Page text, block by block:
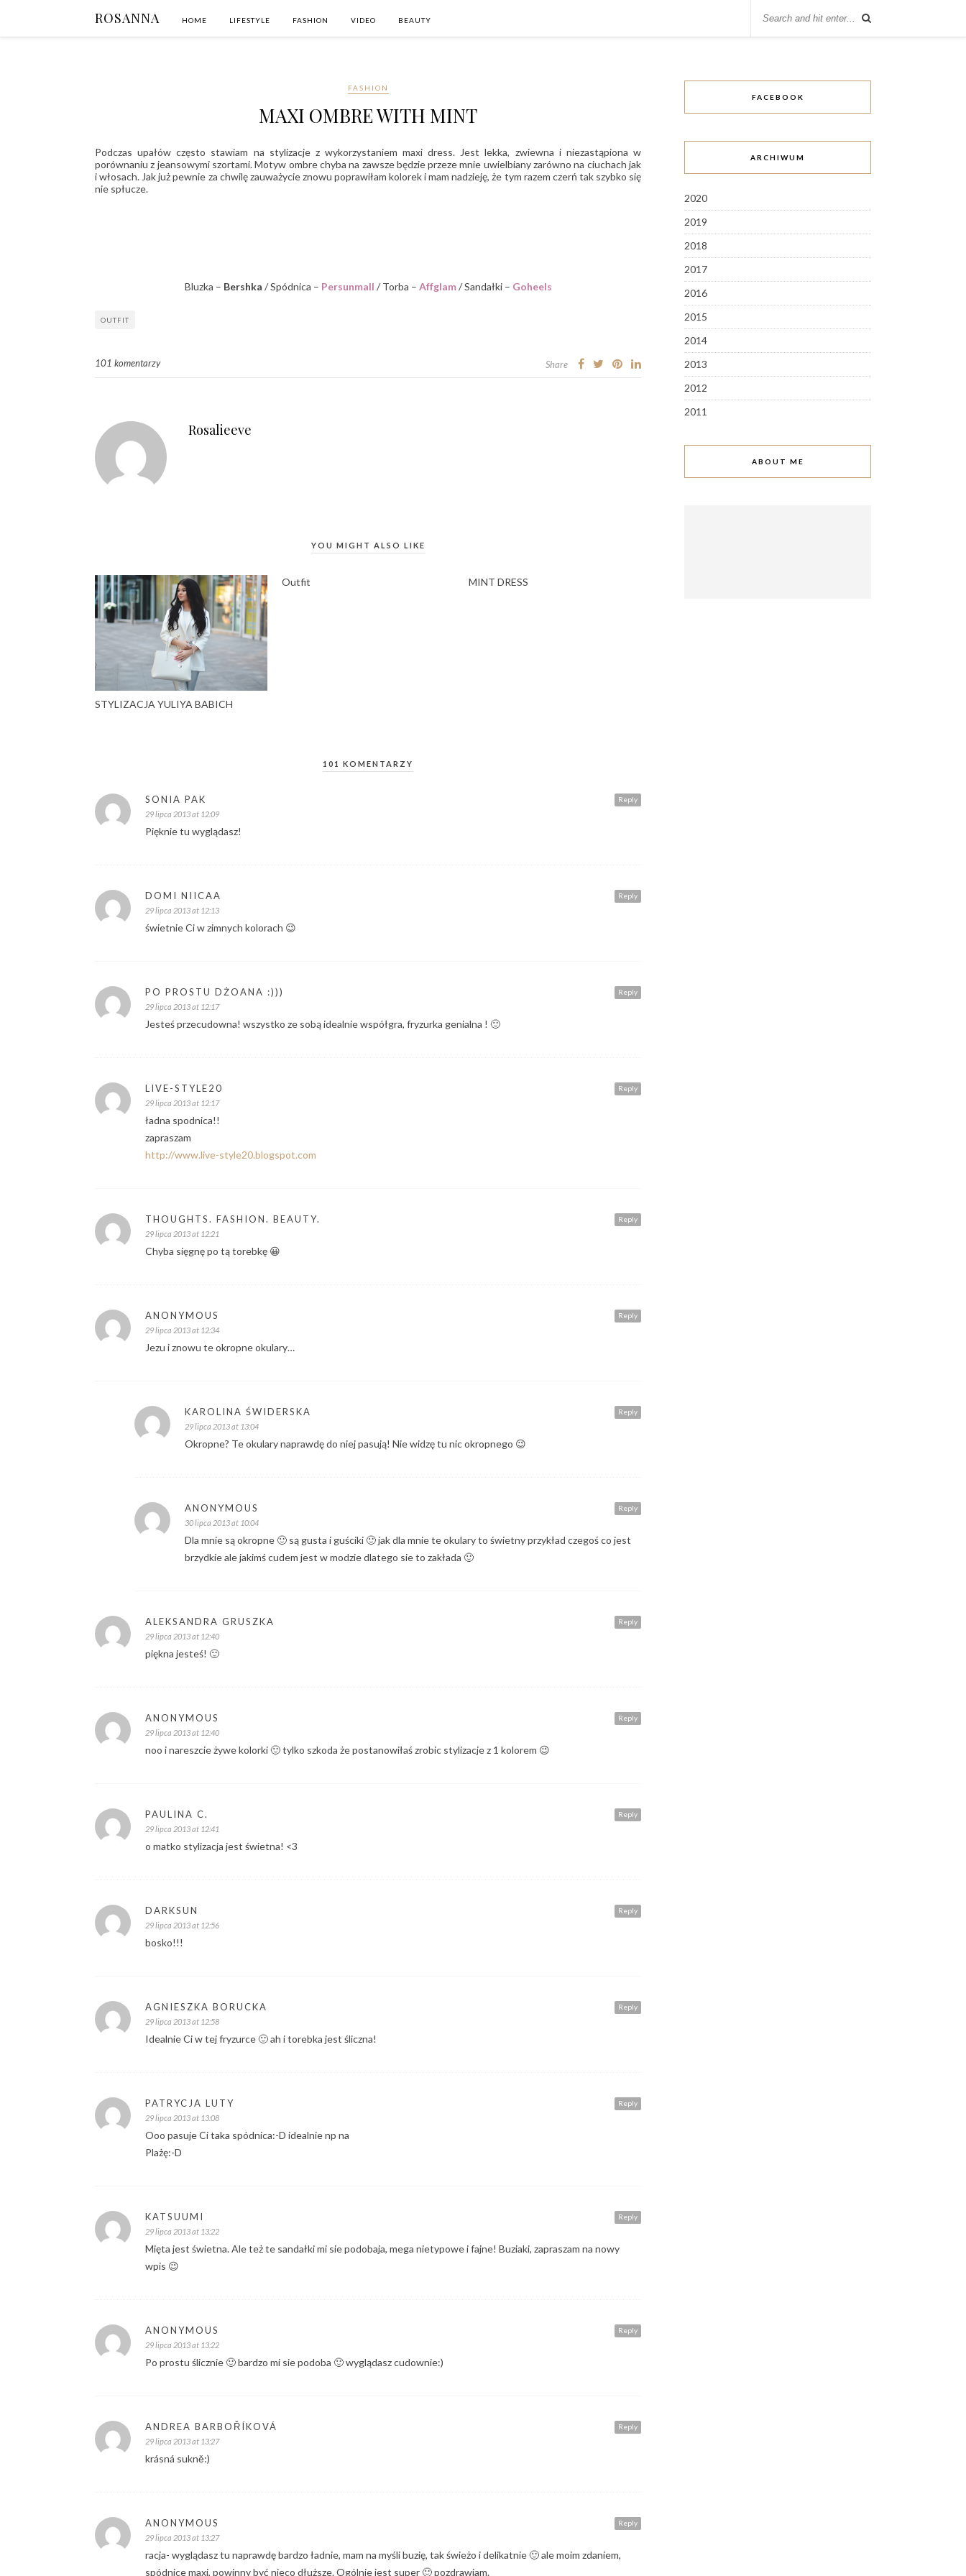
ROSANNA HOME LIFESTYLE FASHION VIDEO BEAUTY
FASHION
MAXI OMBRE WITH MINT
Podczas upałów często stawiam na stylizacje z wykorzystaniem maxi dress. Jest lekka, zwiewna i niezastąpiona w
porównaniu z jeansowymi szortami. Motyw ombre chyba na zawsze będzie przeze mnie uwielbiany zarówno na ciuchach jak
i włosach. Jak już pewnie za chwilę zauważycie znowu poprawiłam kolorek i mam nadzieję, że tym razem czerń tak szybko się
nie spłucze.
Bluzka – Bershka / Spódnica – Persunmall / Torba – Affglam / Sandałki – Goheels
OUTFIT
101 komentarzy Share
Rosalieeve
YOU MIGHT ALSO LIKE
STYLIZACJA YULIYA BABICH
Outfit MINT DRESS
101 KOMENTARZY
Reply
SONIA PAK
29 lipca 2013 at 12:09
Pięknie tu wyglądasz!
Reply
DOMI NIICAA
29 lipca 2013 at 12:13
świetnie Ci w zimnych kolorach 😉
Reply
PO PROSTU DŻOANA :)))
29 lipca 2013 at 12:17
Jesteś przecudowna! wszystko ze sobą idealnie współgra, fryzurka genialna ! 🙂
Reply
LIVE-STYLE20
29 lipca 2013 at 12:17
ładna spodnica!!
zapraszam
http://www.live-style20.blogspot.com
Reply
THOUGHTS. FASHION. BEAUTY.
29 lipca 2013 at 12:21
Chyba sięgnę po tą torebkę 😀
Reply
ANONYMOUS
29 lipca 2013 at 12:34
Jezu i znowu te okropne okulary…
Reply
KAROLINA ŚWIDERSKA
29 lipca 2013 at 13:04
Okropne? Te okulary naprawdę do niej pasują! Nie widzę tu nic okropnego 😉
Reply
ANONYMOUS
30 lipca 2013 at 10:04
Dla mnie są okropne 🙂 są gusta i guściki 🙂 jak dla mnie te okulary to świetny przykład czegoś co jest
brzydkie ale jakimś cudem jest w modzie dlatego sie to zakłada 🙂
Reply
ALEKSANDRA GRUSZKA
29 lipca 2013 at 12:40
piękna jesteś! 🙂
Reply
ANONYMOUS
29 lipca 2013 at 12:40
noo i nareszcie żywe kolorki 🙂 tylko szkoda że postanowiłaś zrobic stylizacje z 1 kolorem 😉
Reply
PAULINA C.
29 lipca 2013 at 12:41
o matko stylizacja jest świetna! <3
Reply
DARKSUN
29 lipca 2013 at 12:56
bosko!!!
Reply
AGNIESZKA BORUCKA
29 lipca 2013 at 12:58
Idealnie Ci w tej fryzurce 🙂 ah i torebka jest śliczna!
Reply
PATRYCJA LUTY
29 lipca 2013 at 13:08
Ooo pasuje Ci taka spódnica:-D idealnie np na
Plażę:-D
Reply
KATSUUMI
29 lipca 2013 at 13:22
Mięta jest świetna. Ale też te sandałki mi sie podobaja, mega nietypowe i fajne! Buziaki, zapraszam na nowy
wpis 😉
Reply
ANONYMOUS
29 lipca 2013 at 13:22
Po prostu ślicznie 🙂 bardzo mi sie podoba 🙂 wyglądasz cudownie:)
Reply
ANDREA BARBOŘÍKOVÁ
29 lipca 2013 at 13:27
krásná sukně:)
Reply
ANONYMOUS
29 lipca 2013 at 13:27
racja- wyglądasz tu naprawdę bardzo ładnie, mam na myśli buzię, tak świeżo i delikatnie 🙂 ale moim zdaniem,
spódnice maxi, powinny być nieco dłuższe. Ogólnie jest super 🙂 pozdrawiam.
FACEBOOK
ARCHIWUM
2020
2019
2018
2017
2016
2015
2014
2013
2012
2011
ABOUT ME